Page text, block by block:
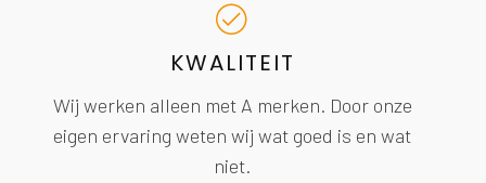
KWALITEIT
Wij werken alleen met A merken. Door onze
eigen ervaring weten wij wat goed is en wat
niet.